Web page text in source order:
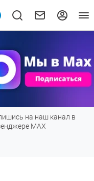
телевизоров 2026:
модели для гостиной,